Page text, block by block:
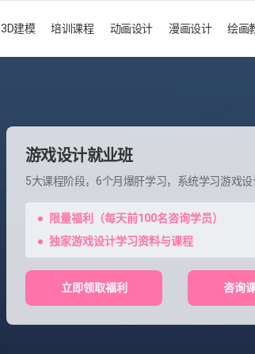
3D建模 培训课程 动画设计 漫画设计 绘画
游戏设计就业班
5大课程阶段，6个月爆肝学习，系统学习游戏设
限量福利（每天前100名咨询学员）
独家游戏设计学习资料与课程
立即领取福利 咨询